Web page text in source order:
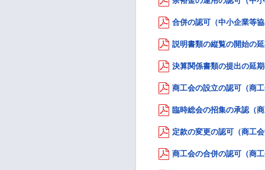
合併の認可（中小企業等
説明書類の縦覧の開始の
決算関係書類の提出の延
商工会の設立の認可（商
臨時総会の招集の承認（
定款の変更の認可（商工
商工会の合併の認可（商